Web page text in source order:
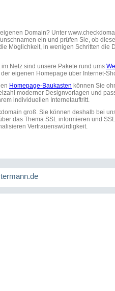
Domain? Unter
ein und prüfen Sie, ob
Möglichkeit, in wenigen Schritten
Netz sind unsere Pakete rund ums
eigenen Homepage über Internet-
Homepage-Baukasten können Sie
moderner Designvorlagen und
individuellen Internetauftritt.
groß. Sie können deshalb bei
das Thema SSL informieren und
Vertrauenswürdigkeit.